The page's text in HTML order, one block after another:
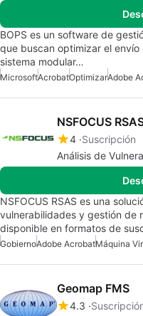
BOPS es un software de
que buscan optimizar el
sistema modular…
MicrosoftAcrobatOptimizarAdobe
NSFOCUS
4 Suscripción
Análisis de
NSFOCUS RSAS es una
vulnerabilidades y gestión de
disponible en formatos de
GobiernoAdobe AcrobatMáquina
Geomap FMS
4.3